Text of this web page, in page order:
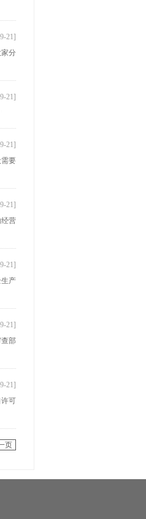
21]
分
21]
21]
要
21]
营
21]
产
21]
部
21]
可
页